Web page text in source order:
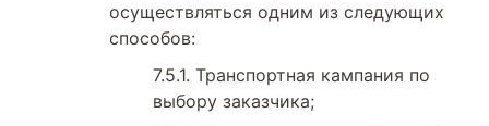
осуществляться одним из следующих
способов:
Транспортная кампания по
выбору заказчика;